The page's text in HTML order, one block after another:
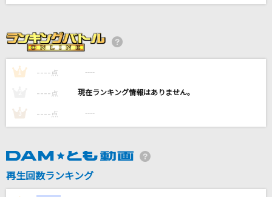
ずっと真夜中でいいのに。
高嶺の花子さん
back number
DAMの新曲・ランキングなど
カラオケ最新情報をチェック！
1 ---- 点 ----
---- 点 ----
3 ---- 点 ----
再生回数ランキング